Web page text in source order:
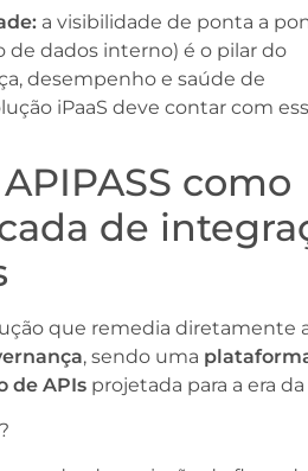
a visibilidade de ponta a
de dados interno) é o pilar do
desempenho e saúde de
iPaaS deve contar com
como
de
que remedia diretamente
, sendo uma
de APIs projetada para a era da